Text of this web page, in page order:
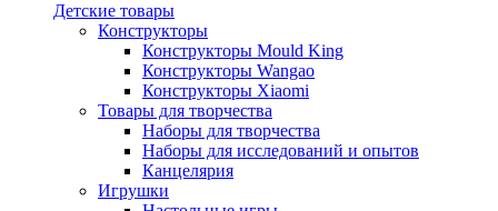
Детские товары
Конструкторы
Конструкторы Mould King
Конструкторы Wangao
Конструкторы Xiaomi
Товары для творчества
Наборы для творчества
Наборы для исследований и опытов
Канцелярия
Игрушки